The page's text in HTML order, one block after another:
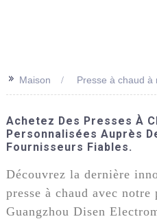
>> Maison Presse à chaud à
Achetez Des Presses À
Personnalisées Auprès
Fournisseurs Fiables.
Découvrez la dernière
presse à chaud avec notre
Guangzhou Disen